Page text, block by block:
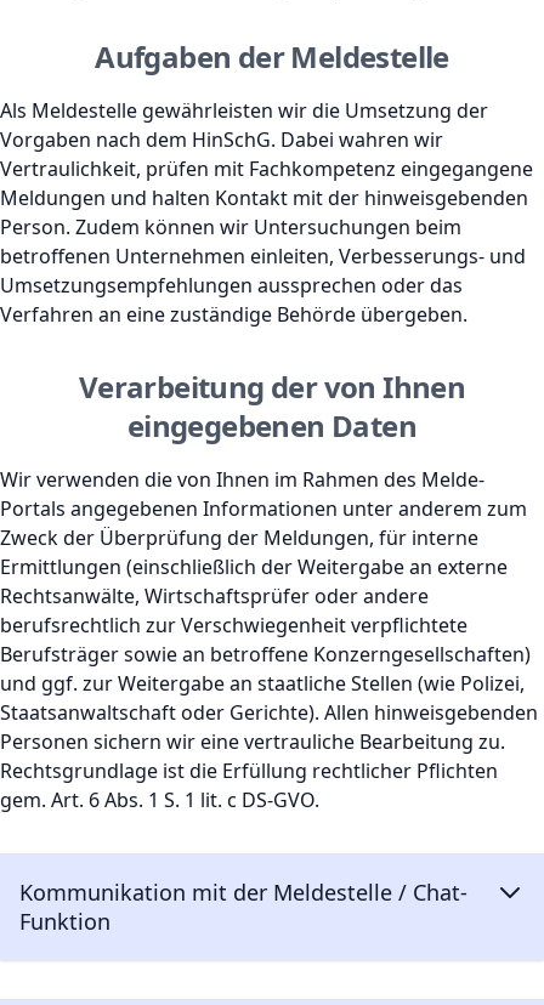
Aufgaben der Meldestelle
Als Meldestelle gewährleisten wir die Umsetzung der
Vorgaben nach dem HinSchG. Dabei wahren wir
Vertraulichkeit, prüfen mit Fachkompetenz eingegangene
Meldungen und halten Kontakt mit der hinweisgebenden
Person. Zudem können wir Untersuchungen beim
betroffenen Unternehmen einleiten, Verbesserungs- und
Umsetzungsempfehlungen aussprechen oder das
Verfahren an eine zuständige Behörde übergeben.
Verarbeitung der von Ihnen
eingegebenen Daten
Wir verwenden die von Ihnen im Rahmen des Melde-
Portals angegebenen Informationen unter anderem zum
Zweck der Überprüfung der Meldungen, für interne
Ermittlungen (einschließlich der Weitergabe an externe
Rechtsanwälte, Wirtschaftsprüfer oder andere
berufsrechtlich zur Verschwiegenheit verpflichtete
Berufsträger sowie an betroffene Konzerngesellschaften)
und ggf. zur Weitergabe an staatliche Stellen (wie Polizei,
Staatsanwaltschaft oder Gerichte). Allen hinweisgebenden
Personen sichern wir eine vertrauliche Bearbeitung zu.
Rechtsgrundlage ist die Erfüllung rechtlicher Pflichten
gem. Art. 6 Abs. 1 S. 1 lit. c DS-GVO.
Kommunikation mit der Meldestelle / Chat-
Funktion